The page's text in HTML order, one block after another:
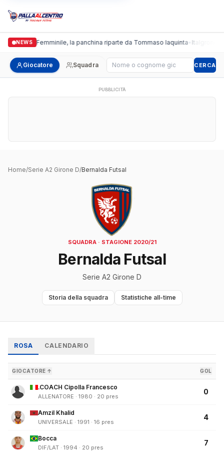
NEWS
Cus Pisa Femminile, la panchina riparte da Tommaso Iaquinta•Italgronda
Giocatore Squadra Cerca giocatore CERCA
PUBBLICITÀ
Home/Serie A2 Girone D/Bernalda Futsal
SQUADRA · STAGIONE 2020/21
Bernalda Futsal
Serie A2 Girone D
Storia della squadra Statistiche all-time
ROSA CALENDARIO
GIOCATORE ↑ GOL
.COACH Cipolla Francesco
ALLENATORE · 1980 · 20 pres
0
Amzil Khalid
UNIVERSALE · 1991 · 16 pres
4
Bocca
DIF/LAT · 1994 · 20 pres
7